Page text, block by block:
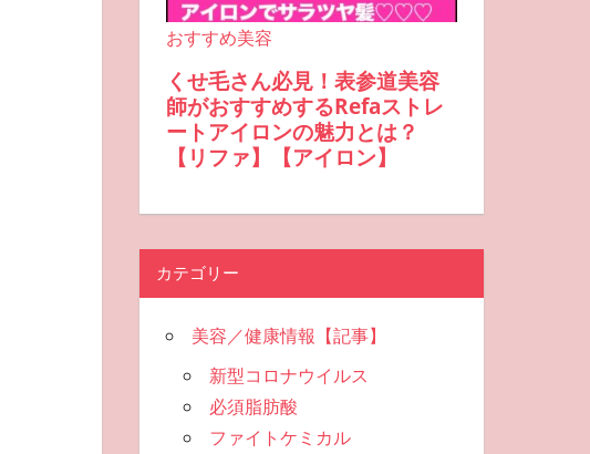
カテゴリー
美容／健康情報【記事】
新型コロナウイルス
必須脂肪酸
ファイトケミカル